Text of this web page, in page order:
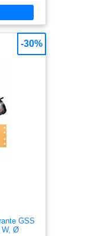
très
abrasives
coffret
GSS
W, Ø
-30%